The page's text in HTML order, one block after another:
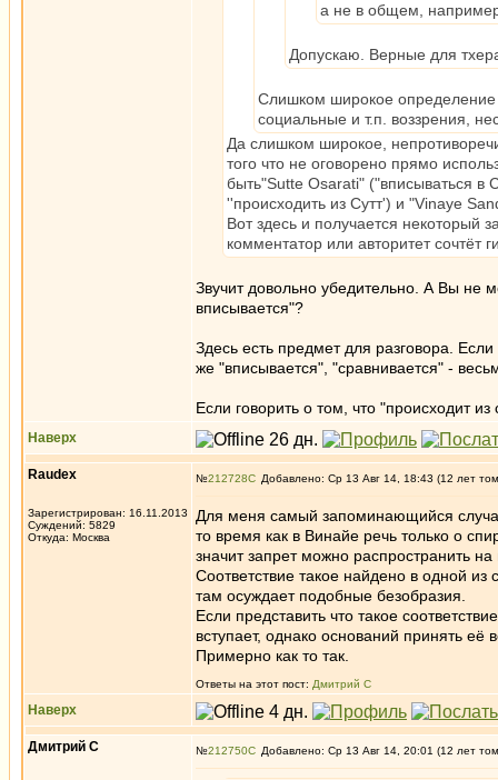
а не в общем,
Допускаю. Верные для
Слишком широкое определение
социальные и т.п. воззрения,
Да слишком широкое,
того что не оговорено прямо
быть"Sutte Osarati" ("вписываться в
''происходить из Сутт') и "Vinaye
Вот здесь и получается некоторый
комментатор или авторитет сочтёт
Звучит довольно убедительно. А Вы не
вписывается"?
Здесь есть предмет для разговора.
же "вписывается", "сравнивается" -
Если говорить о том, что "происходит
Наверх
Raudex
Зарегистрирован: 16.11.2013
Суждений: 5829
Откуда: Москва
№212728 Добавлено: Ср 13 Авг 14, 18:43 (12 лет
Для меня самый запоминающийся
то время как в Винайе речь только о
значит запрет можно распространить
Соответствие такое найдено в одной
там осуждает подобные безобразия.
Если представить что такое
вступает, однако оснований принять её
Примерно как то так.
Ответы на этот пост: Дмитрий С
Наверх
Дмитрий С №212750 Добавлено: Ср 13 Авг 14, 20:01 (12 лет